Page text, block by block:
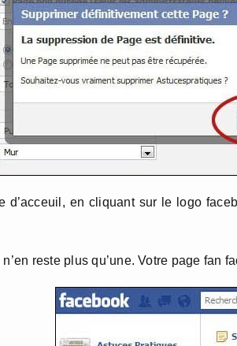
d’acceuil, en cliquant sur le logo
reste plus qu’une. Votre page fan